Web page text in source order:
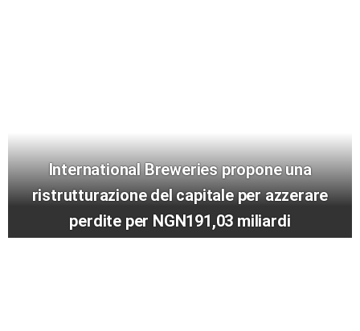
International Breweries propone una
ristrutturazione del capitale per azzerare
perdite per NGN191,03 miliardi